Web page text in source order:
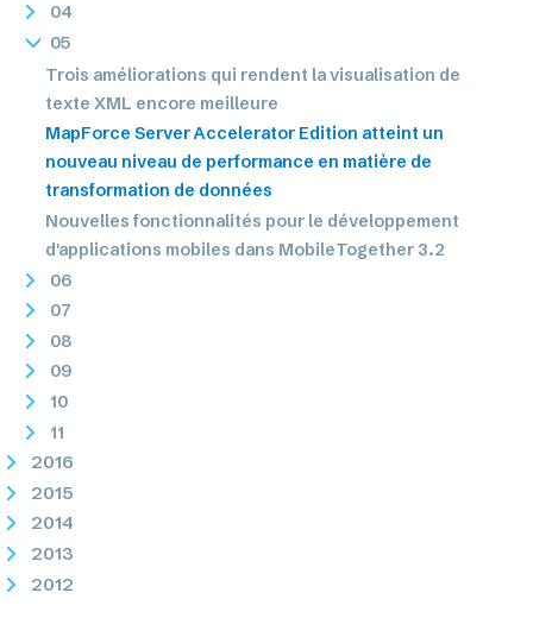
04
05
Trois améliorations qui rendent la visualisation de
texte XML encore meilleure
MapForce Server Accelerator Edition atteint un
nouveau niveau de performance en matière de
transformation de données
Nouvelles fonctionnalités pour le développement
d'applications mobiles dans MobileTogether 3.2
06
07
08
09
10
11
2016
2015
2014
2013
2012